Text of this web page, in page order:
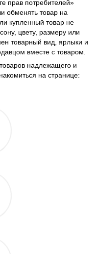
прав потребителей»
обменять товар на
купленный товар не
цвету, размеру или
товарный вид, ярлыки и
вместе с товаром.
надлежащего и
на странице: